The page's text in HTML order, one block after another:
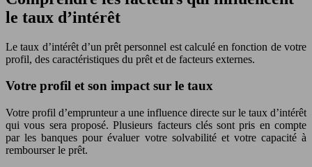
le taux d’intérêt
Le taux d’intérêt d’un prêt personnel est calculé en fonction de votre
profil, des caractéristiques du prêt et de facteurs externes.
Votre profil et son impact sur le taux
Votre profil d’emprunteur a une influence directe sur le taux d’intérêt
qui vous sera proposé. Plusieurs facteurs clés sont pris en compte
par les banques pour évaluer votre solvabilité et votre capacité à
rembourser le prêt.